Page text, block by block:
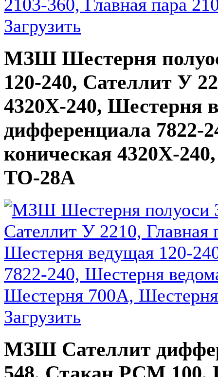
Загрузить
МЗШ Шестерня
120-240, Сателлит У
4320Х-240, Шестерня
дифференциала 7822-
коническая 4320Х-
ТО-28А
Загрузить
МЗШ Сателлит